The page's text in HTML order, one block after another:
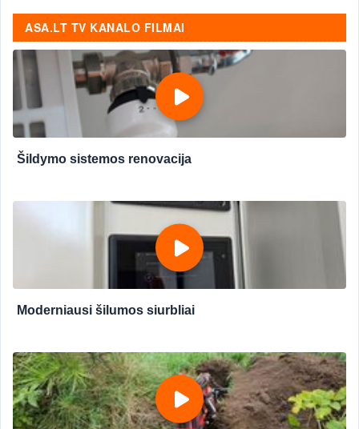
ASA.LT TV KANALO FILMAI
Šildymo sistemos renovacija
Moderniausi šilumos siurbliai